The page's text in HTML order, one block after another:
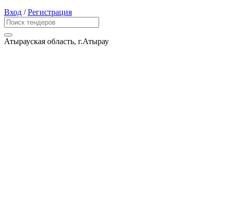
Вход /Регистрация
Атырауская область, г.Атырау